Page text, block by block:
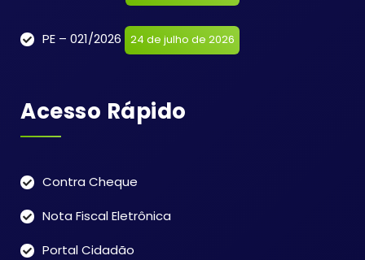
PE – 021/2026 24 de julho de 2026
Acesso Rápido
Contra Cheque
Nota Fiscal Eletrônica
Portal Cidadão